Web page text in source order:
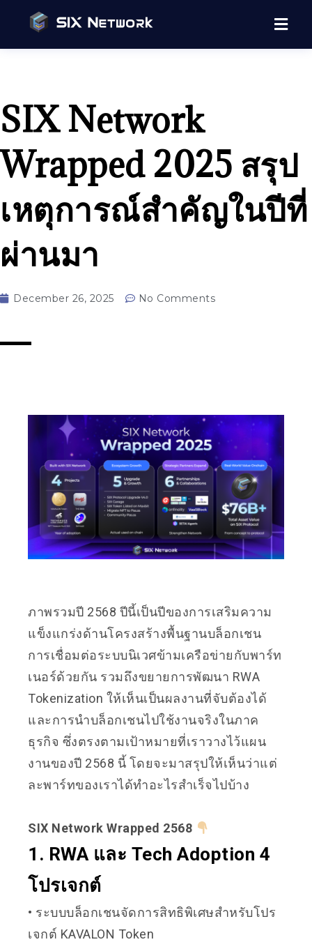
SIX Network
Wrapped 2025 สรุป
เหตุการณ์สำคัญในปีที่
ผ่านมา
December 26, 2025 No Comments
ภาพรวมปี 2568 ปีนี้เป็นปีของการเสริมความ
แข็งแกร่งด้านโครงสร้างพื้นฐานบล็อกเชน
การเชื่อมต่อระบบนิเวศข้ามเครือข่ายกับพาร์ท
เนอร์ด้วยกัน รวมถึงขยายการพัฒนา RWA
Tokenization ให้เห็นเป็นผลงานที่จับต้องได้
และการนำบล็อกเชนไปใช้งานจริงในภาค
ธุรกิจ ซึ่งตรงตามเป้าหมายที่เราวางไว้แผน
งานของปี 2568 นี้ โดยจะมาสรุปให้เห็นว่าแต่
ละพาร์ทของเราได้ทำอะไรสำเร็จไปบ้าง
SIX Network Wrapped 2568
1. RWA และ Tech Adoption 4
โปรเจกต์
• ระบบบล็อกเชนจัดการสิทธิพิเศษสำหรับโปร
เจกต์ KAVALON Token